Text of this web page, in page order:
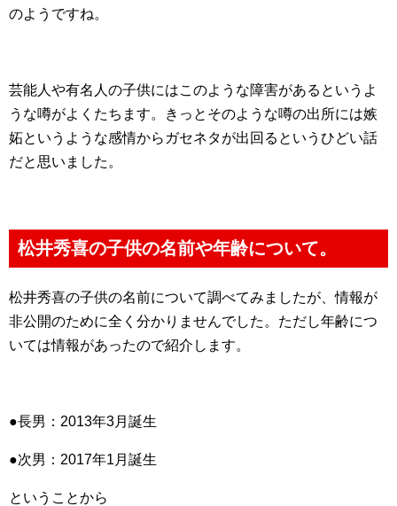
のようですね。
芸能人や有名人の子供にはこのような障害があるというよ
うな噂がよくたちます。きっとそのような噂の出所には嫉
妬というような感情からガセネタが出回るというひどい話
だと思いました。
松井秀喜の子供の名前や年齢について。
松井秀喜の子供の名前について調べてみましたが、情報が
非公開のために全く分かりませんでした。ただし年齢につ
いては情報があったので紹介します。
●長男：2013年3月誕生
●次男：2017年1月誕生
ということから